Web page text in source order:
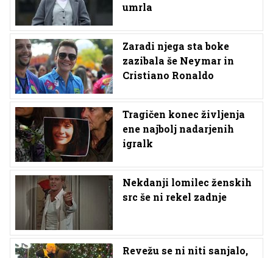
umrla
Zaradi njega sta boke
zazibala še Neymar in
Cristiano Ronaldo
Tragičen konec življenja
ene najbolj nadarjenih
igralk
Nekdanji lomilec ženskih
src še ni rekel zadnje
Revežu se ni niti sanjalo,